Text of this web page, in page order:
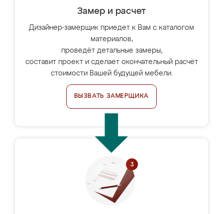
Замер и расчет
Дизайнер-замерщик приедет к Вам с каталогом
материалов,
проведёт детальные замеры,
составит проект и сделает окончательный расчёт
стоимости Вашей будущей мебели.
ВЫЗВАТЬ ЗАМЕРЩИКА